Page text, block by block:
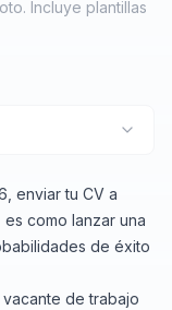
Incluye plantillas
enviar tu CV a
como lanzar una
de éxito
de trabajo